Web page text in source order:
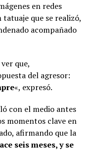
en redes
tatuaje que se realizó,
acompañado
que,
del agresor:
«, expresó.
con el medio antes
momentos clave en
afirmando que la
seis meses, y se